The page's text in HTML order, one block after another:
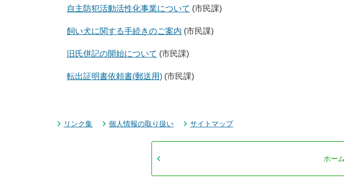
自主防犯活動活性化事業について (市民課)
飼い犬に関する手続きのご案内 (市民課)
旧氏併記の開始について (市民課)
転出証明書依頼書(郵送用) (市民課)
リンク集 個人情報の取り扱い サイトマップ
ホー